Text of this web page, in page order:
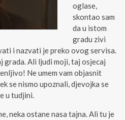
oglase,
skontao sam
da u istom
gradu zivi
i nazvati je preko ovog servisa.
grada. Ali ljudi moji, taj osjecaj
Ne umem vam objasnit
se nismo upoznali, djevojka se
u tudjini.
neka ostane nasa tajna. Ali tu je